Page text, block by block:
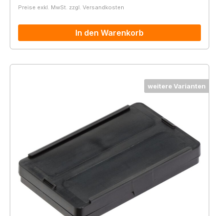
Preise exkl. MwSt. zzgl. Versandkosten
In den Warenkorb
weitere Varianten